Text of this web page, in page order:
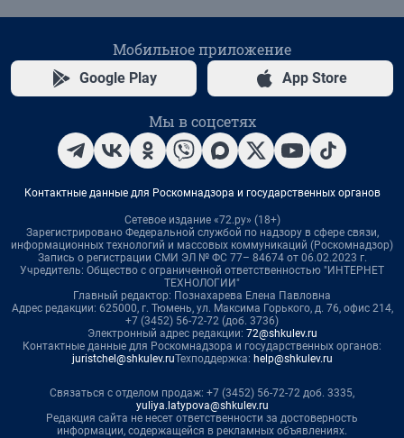
Мобильное приложение
Google Play App Store
Мы в соцсетях
Контактные данные для Роскомнадзора и государственных органов
Сетевое издание «72.ру» (18+)
Зарегистрировано Федеральной службой по надзору в сфере связи,
информационных технологий и массовых коммуникаций (Роскомнадзор)
Запись о регистрации СМИ ЭЛ № ФС 77– 84674 от 06.02.2023 г.
Учредитель: Общество с ограниченной ответственностью "ИНТЕРНЕТ
ТЕХНОЛОГИИ"
Главный редактор: Познахарева Елена Павловна
Адрес редакции: 625000, г. Тюмень, ул. Максима Горького, д. 76, офис 214,
+7 (3452) 56-72-72 (доб. 3736)
Электронный адрес редакции: 72@shkulev.ru
Контактные данные для Роскомнадзора и государственных органов:
juristchel@shkulev.ruТехподдержка: help@shkulev.ru
Связаться с отделом продаж: +7 (3452) 56-72-72 доб. 3335,
yuliya.latypova@shkulev.ru
Редакция сайта не несет ответственности за достоверность
информации, содержащейся в рекламных объявлениях.